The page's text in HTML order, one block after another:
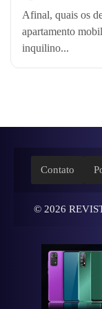
Afinal, quais os
apartamento
inquilino...
Contato
© 2026